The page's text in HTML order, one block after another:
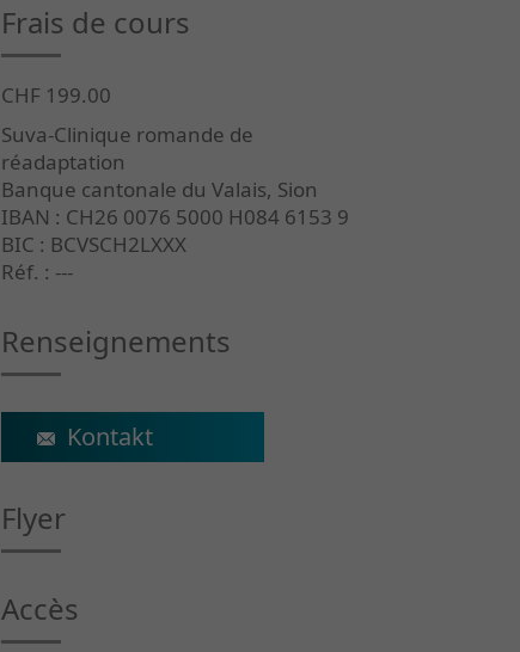
Frais de cours
CHF 199.00
Suva-Clinique romande de
réadaptation
Banque cantonale du Valais, Sion
IBAN : CH26 0076 5000 H084 6153 9
BIC : BCVSCH2LXXX
Réf. : ---
Renseignements
michael.duc@crr-suva.ch
Flyer
Accès